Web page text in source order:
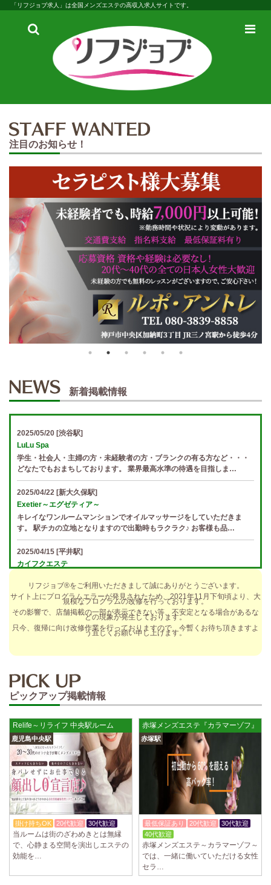
「リフジョブ求人」は全国メンズエステの高収入求人サイトです。
検
メ
注目のお知らせ！
新着掲載情報
2025/05/20 [渋谷駅]
LuLu Spa
学生・社会人・主婦の方・未経験者の方・ブランクの有る方など・・・
どなたでもおまちしております。 業界最高水準の待遇を目指しま…
2025/04/22 [新大久保駅]
Exetier～エグゼティア～
キレイなワンルームマンションでオイルマッサージをしていただきま
す。 駅チカの立地となりますので出勤時もラクラク♪ お客様も品…
2025/04/15 [平井駅]
カイフクエステ
り♪ 日給5万円以上可！人によっては10万円も★ 全額日払い＆…
2025/04/14
[小倉駅]
The Ritz cache (ザ リッツ カシェ)
歩合率・RANK昇格制度 給与保証・アリバイ対策・送迎など、 快適なお
sirena (シレーナ) 春日井ルーム
制服あり、ノルマ、罰金なし 高額報酬が稼げるだけでなく、高待遇や手
厚い福利厚生を完備しております！ぜひご活用ください♪ 指名…
2025/04/12
[伏見駅]
sirena (シレーナ) 錦ルーム
制服あり、ノルマ、罰金なし 高額報酬が稼げるだけでなく、高待遇や手
厚い福利厚生を完備しております！ぜひご活用ください♪ 指名…
2025/04/09[藤が丘駅]
sirena (シレーナ) 名東ルーム
制服あり、ノルマ、罰金なし 高額報酬が稼げるだけでなく、高待遇や手
厚い福利厚生を完備しております！ぜひご活用ください♪ 指名…
2025/04/08[勝川駅]
Cat’s (キャッツ)
18歳以上（高校生不可） オープンニングセラピストさん大募集！ 営業時
リフジョブ®をご利用いただきまして誠にありがとうございます。
サイト上にプログラムエラーが発見されたため、2021年11月下旬頃より、大
規模なプログラムの改修を行っております。
その影響で、店舗掲載の一部が表示できない等、不安定となる場合があるな
どの現象が発生しております。
只今、復帰に向け改修作業を行っておりますので、今暫くお待ち頂きますよ
う宜しくお願い申し上げます。
ピックアップ掲載情報
Relife～リライフ 中央駅ルーム
鹿児島中央駅
掛け持ちOK 20代歓迎 30代歓迎
当ルームは街のざわめきとは無縁
で、心静まる空間を演出しエステの
効能を…
赤塚メンズエステ『カラマーゾフ』
赤塚駅
最低保証あり 20代歓迎
30代歓迎
40代歓迎
赤塚メンズエステ～カラマーゾフ～
では、一緒に働いていただける女性
セラ…